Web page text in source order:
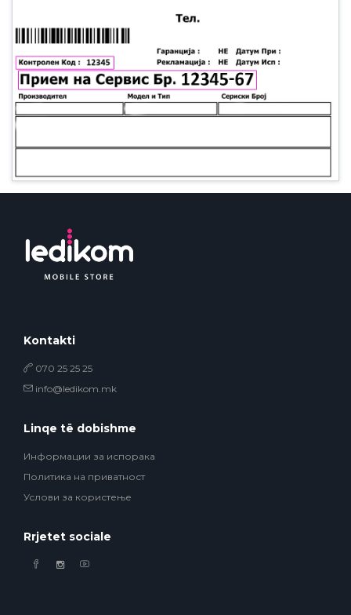
Kontakti
070 25 25 25
info@ledikom.mk
Linqe të dobishme
Информации за испорака
Политика на приватност
Услови за користење
Rrjetet sociale
• Galaxy watch
• Xiaomi
• Останато
PLAYSTATION